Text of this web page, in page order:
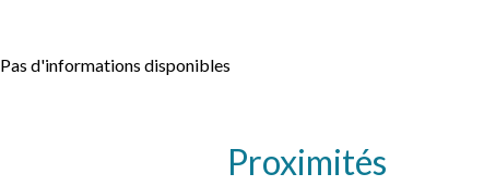
Pas d'informations disponibles
Proximités